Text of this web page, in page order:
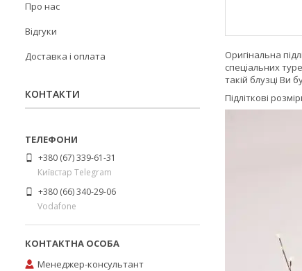
Оригінальна
спеціальних
такій блузці Ви
Підліткові
Про нас
Відгуки
Доставка і оплата
КОНТАКТИ
+380 (67) 339-61-31
Київстар Telegram
+380 (66) 340-29-06
Vodafone
Менеджер-консультант